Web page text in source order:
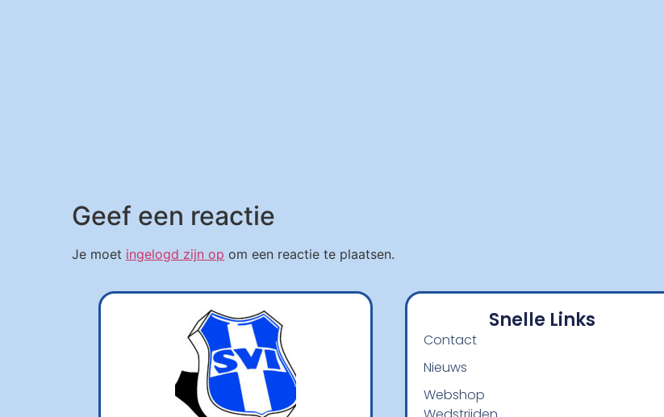
Geef een reactie
Je moet ingelogd zijn op om een reactie te plaatsen.
Snelle Links
Contact
Nieuws
Webshop